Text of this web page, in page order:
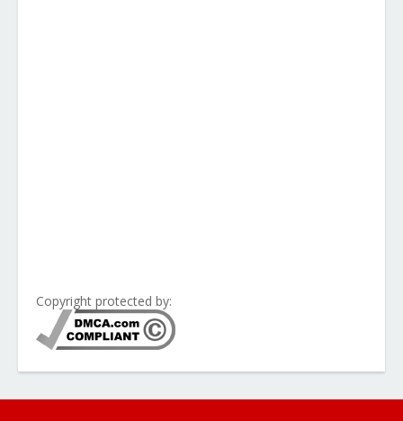
Copyright protected by: